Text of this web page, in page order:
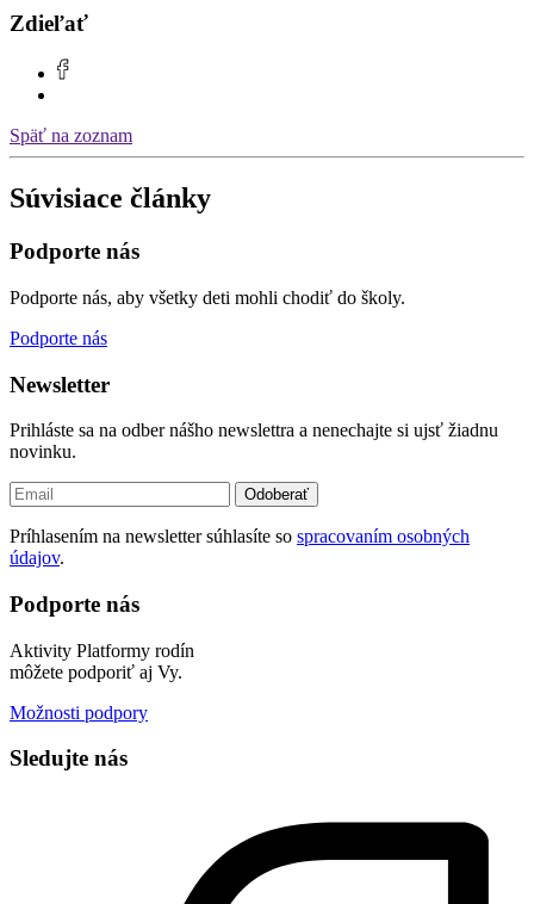
Zdieľať
Späť na zoznam
Súvisiace články
Podporte nás
Podporte nás, aby všetky deti mohli chodiť do školy.
Podporte nás
Newsletter
Prihláste sa na odber nášho newslettra a nenechajte si ujsť žiadnu
novinku.
Odoberať
Príhlasením na newsletter súhlasíte so spracovaním osobných
údajov.
Podporte nás
Aktivity Platformy rodín
môžete podporiť aj Vy.
Možnosti podpory
Sledujte nás